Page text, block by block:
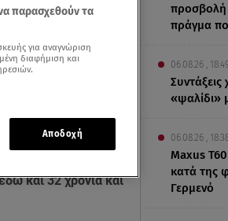
προσβολή
πράγμα
06.08.26 ,
Συντάξεις
«ψαλίδι»
06.08.26 ,
Maxus
κατά της
Γερμενό
και 32 χρόνια και
παρασχεθούν τα
για αναγνώριση
διαφήμιση και
Αποδοχή